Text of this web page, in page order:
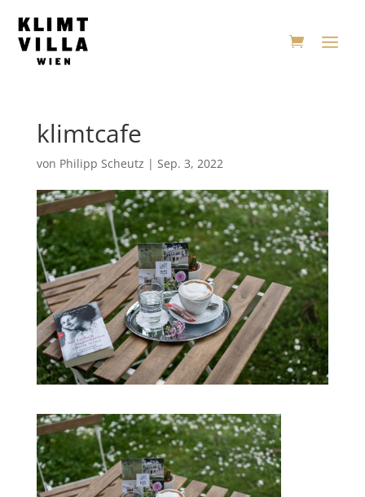
klimtcafe
von Philipp Scheutz | Sep. 3, 2022